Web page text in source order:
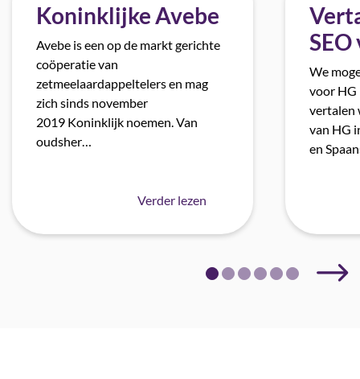
Koninklijke Avebe
Avebe is een op de markt gerichte
coöperatie van
zetmeelaardappeltelers en mag
zich sinds november
2019 Koninklijk noemen. Van
oudsher…
Verder lezen
We
voor HG
vertalen
van HG
en